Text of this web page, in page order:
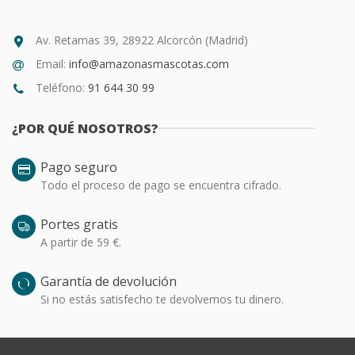
Av. Retamas 39, 28922 Alcorcón (Madrid)
Email: info@amazonasmascotas.com
Teléfono: 91 644 30 99
¿POR QUÉ NOSOTROS?
Pago seguro
Todo el proceso de pago se encuentra cifrado.
Portes gratis
A partir de 59 €.
Garantía de devolución
Si no estás satisfecho te devolvemos tu dinero.